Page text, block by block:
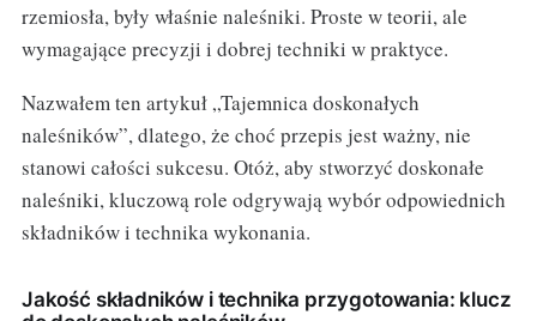
rzemiosła, były właśnie naleśniki. Proste w teorii, ale
wymagające precyzji i dobrej techniki w praktyce.
Nazwałem ten artykuł „Tajemnica doskonałych
naleśników”, dlatego, że choć przepis jest ważny, nie
stanowi całości sukcesu. Otóż, aby stworzyć doskonałe
naleśniki, kluczową role odgrywają wybór odpowiednich
składników i technika wykonania.
Jakość składników i technika przygotowania: klucz